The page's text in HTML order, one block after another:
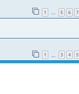
1 … 5 6 7
1 3 4 5